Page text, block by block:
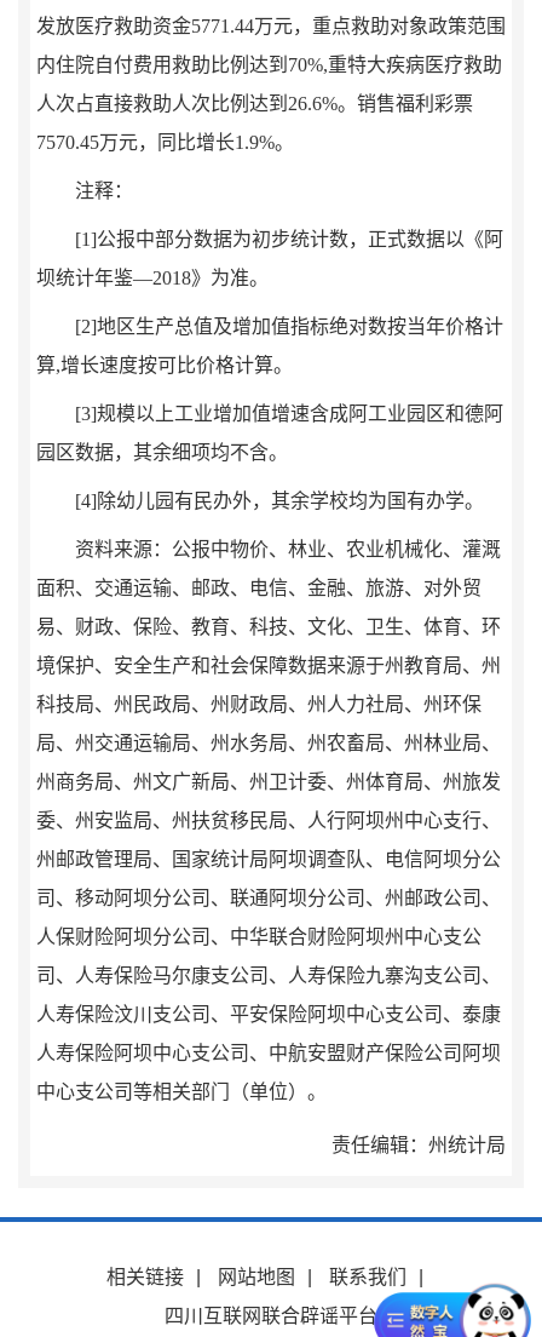
发放医疗救助资金5771.44万元，重点救助对象政策范围
内住院自付费用救助比例达到 70%,重特大疾病医疗救助
人次占直接救助人次比例达到 26.6%。销售福利彩票
7570.45万元，同比增长1.9%。
注释：
[1]公报中部分数据为初步统计数，正式数据以《阿
坝统计年鉴—2018》为准。
[2]地区生产总值及增加值指标绝对数按当年价格计
算,增长速度按可比价格计算。
[3]规模以上工业增加值增速含成阿工业园区和德阿
园区数据，其余细项均不含。
[4]除幼儿园有民办外，其余学校均为国有办学。
资料来源：公报中物价、林业、农业机械化、灌溉
面积、交通运输、邮政、电信、金融、旅游、对外贸
易、财政、保险、教育、科技、文化、卫生、体育、环
境保护、安全生产和社会保障数据来源于州教育局、州
科技局、州民政局、州财政局、州人力社局、州环保
局、州交通运输局、州水务局、州农畜局、州林业局、
州商务局、州文广新局、州卫计委、州体育局、州旅发
委、州安监局、州扶贫移民局、人行阿坝州中心支行、
州邮政管理局、国家统计局阿坝调查队、电信阿坝分公
司、移动阿坝分公司、联通阿坝分公司、州邮政公司、
人保财险阿坝分公司、中华联合财险阿坝州中心支公
司、人寿保险马尔康支公司、人寿保险九寨沟支公司、
人寿保险汶川支公司、平安保险阿坝中心支公司、泰康
人寿保险阿坝中心支公司、中航安盟财产保险公司阿坝
中心支公司等相关部门（单位）。
责任编辑：州统计局
相关链接 网站地图 联系我们
四川互联网联合辟谣平台